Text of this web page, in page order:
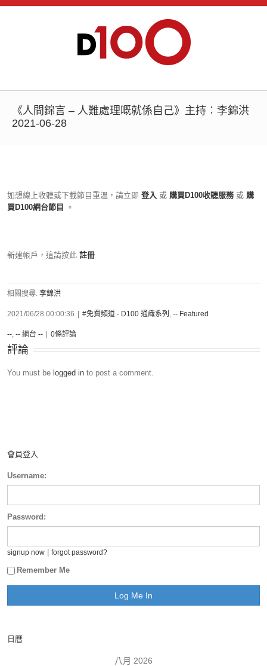
《人間錦言 – 人難處理嘅就係自己》主持︰李錦洪
2021-06-28
如想線上收聽或下載節目重溫，請立即 登入 或 購買D100收聽服務 或 購
買D100網台節目
。
新建帳戶，這請按此 註冊
相關搜尋: 李錦洪
2021/06/28 00:00:36 #免費頻道 - D100 通識系列 , -- Featured
--, -- 網台 -- 0條評論
評論
You must be logged in to post a comment.
會員登入
Username:
Password:
signup now forgot password?
Remember Me
日曆
八月 2026